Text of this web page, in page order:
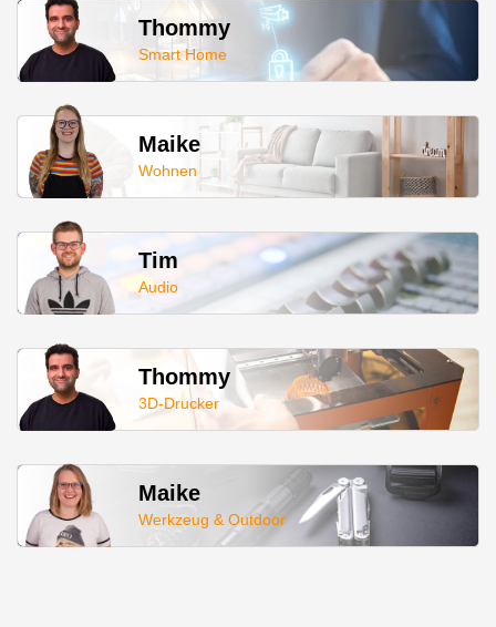
Thommy
Smart Home
Maike
Wohnen
Tim
Audio
Thommy
3D-Drucker
Maike
Werkzeug & Outdoor